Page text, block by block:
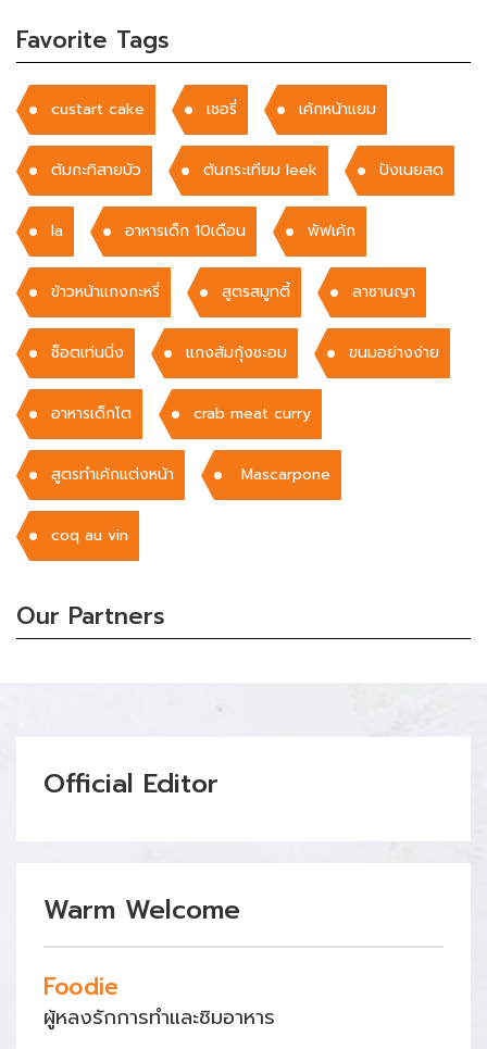
Favorite Tags
custart cake เชอรี่ เค้กหน้าแยม
ต้มกะทิสายบัว ต้นกระเทียม leek ปังเนยสด
la อาหารเด็ก 10เดือน พัฟเค้ก
ข้าวหน้าแกงกะหรี่ สูตรสมูทตี้ ลาซานญา
ช็อตเท่นนิ่ง แกงส้มกุ้งชะอม ขนมอย่างง่าย
อาหารเด็กโต crab meat curry
สูตรทำเค้กแต่งหน้า Mascarpone
coq au vin
Our Partners
Official Editor
Warm Welcome
Foodie
ผู้หลงรักการทำและชิมอาหาร